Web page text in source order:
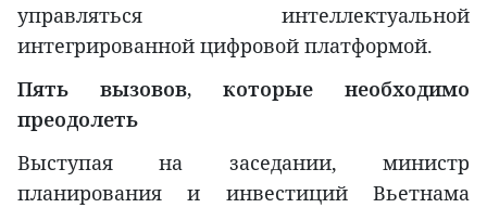
управляться интеллектуальной
интегрированной цифровой платформой.
Пять вызовов, которые необходимо
преодолеть
Выступая на заседании, министр
планирования и инвестиций Вьетнама